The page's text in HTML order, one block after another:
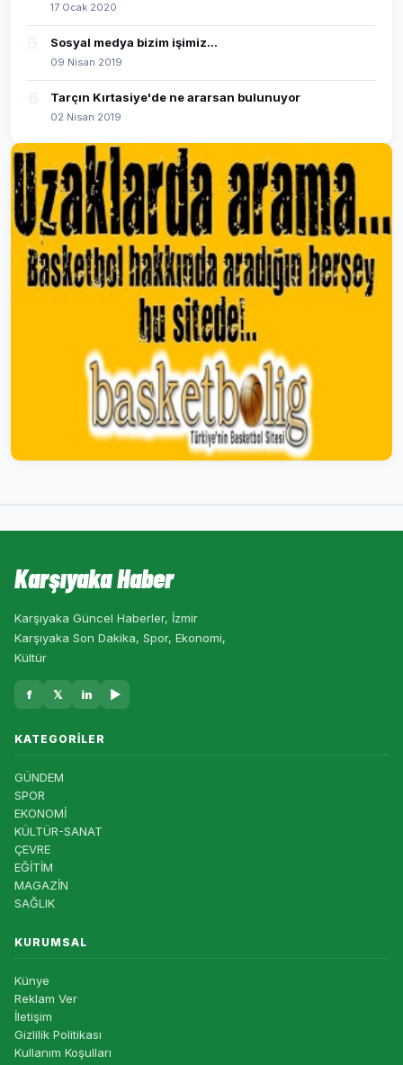
17 Ocak 2020
Sosyal medya bizim işimiz...
09 Nisan 2019
Tarçın Kırtasiye'de ne ararsan bulunuyor
02 Nisan 2019
Karşıyaka Haber
Karşıyaka Güncel Haberler, İzmir
Karşıyaka Son Dakika, Spor, Ekonomi,
Kültür
f 𝕏 in ▶
KATEGORILER
GÜNDEM
SPOR
EKONOMİ
KÜLTÜR-SANAT
ÇEVRE
EĞİTİM
MAGAZİN
SAĞLIK
KURUMSAL
Künye
Reklam Ver
İletişim
Gizlilik Politikası
Kullanım Koşulları